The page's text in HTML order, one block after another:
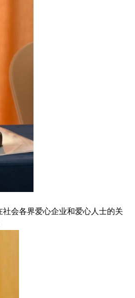
会各界爱心企业和爱心人士的关